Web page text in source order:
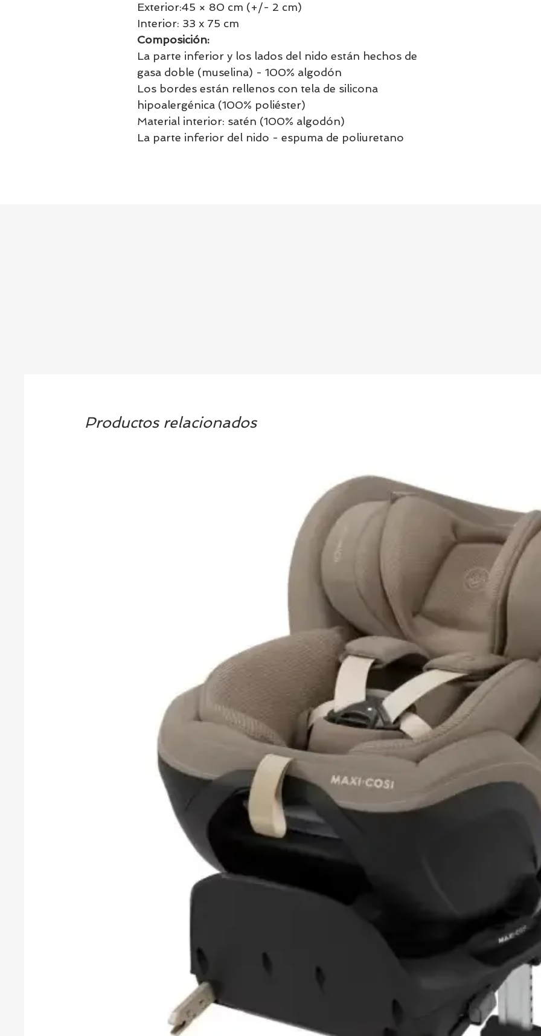
Exterior:45 × 80 cm (+/- 2 cm)
Interior: 33 x 75 cm
Composición:
La parte inferior y los lados del nido están hechos de
gasa doble (muselina) - 100% algodón
Los bordes están rellenos con tela de silicona
hipoalergénica (100% poliéster)
Material interior: satén (100% algodón)
La parte inferior del nido - espuma de poliuretano
Productos relacionados